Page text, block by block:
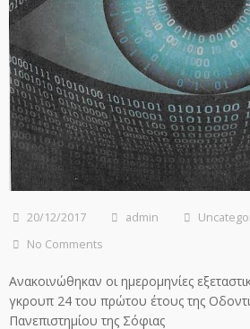
20/12/2017 admin
No Comments
Ανακοινώθηκαν οι ημερομηνίες
γκρουπ 24 του πρώτου έτους της
Πανεπιστημίου της Σόφιας